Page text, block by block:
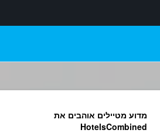
מדוע מטיילים אוהבים את
HotelsCombined